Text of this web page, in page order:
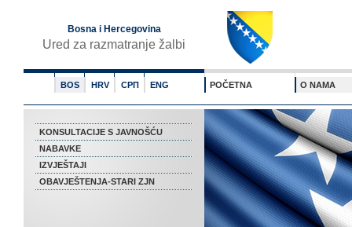
Bosna i Hercegovina
Ured za razmatranje žalbi
BOS HRV СРП ENG POČETNA O NAMA
KONSULTACIJE S JAVNOŠĆU
NABAVKE
IZVJEŠTAJI
OBAVJEŠTENJA-STARI ZJN